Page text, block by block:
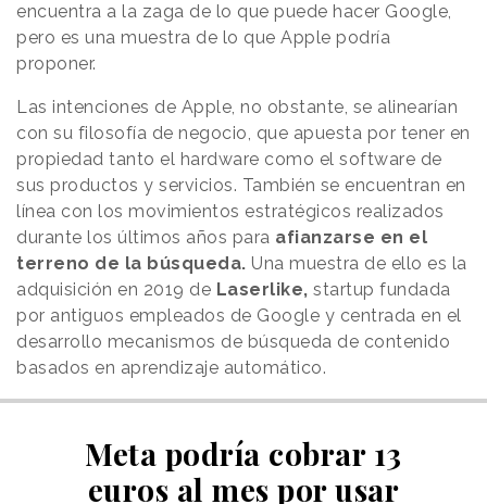
encuentra a la zaga de lo que puede hacer Google,
pero es una muestra de lo que Apple podría
proponer.
Las intenciones de Apple, no obstante, se alinearían
con su filosofía de negocio, que apuesta por tener en
propiedad tanto el hardware como el software de
sus productos y servicios. También se encuentran en
línea con los movimientos estratégicos realizados
durante los últimos años para afianzarse en el
terreno de la búsqueda. Una muestra de ello es la
adquisición en 2019 de Laserlike, startup fundada
por antiguos empleados de Google y centrada en el
desarrollo mecanismos de búsqueda de contenido
basados en aprendizaje automático.
Meta podría cobrar 13
euros al mes por usar